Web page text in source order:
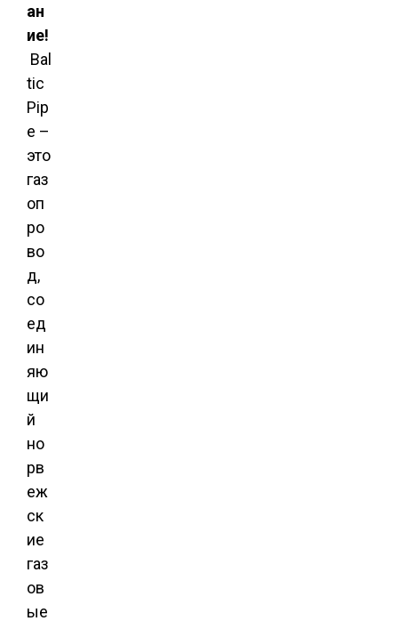
ан
ие!
Bal
tic
Pip
e –
это
газ
оп
ро
во
д,
со
ед
ин
яю
щи
й
но
рв
еж
ск
ие
газ
ов
ые